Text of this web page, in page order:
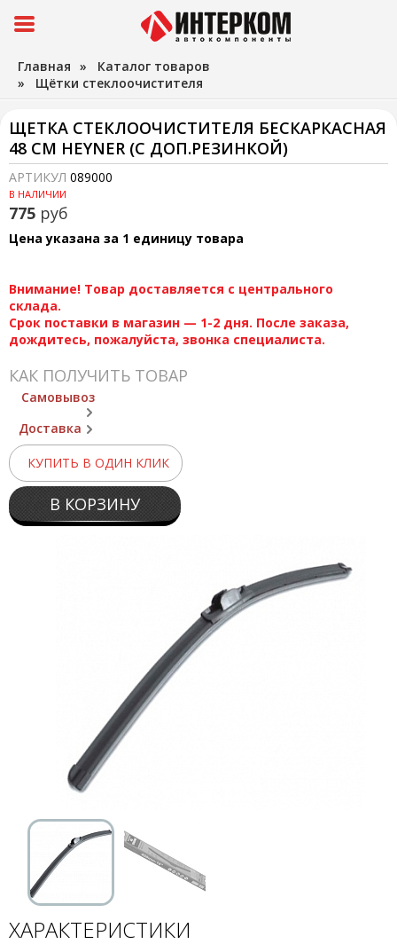
Главная » Каталог товаров
» Щётки стеклоочистителя
ЩЕТКА СТЕКЛООЧИСТИТЕЛЯ БЕСКАРКАСНАЯ
48 СМ HEYNER (С ДОП.РЕЗИНКОЙ)
АРТИКУЛ 089000
В НАЛИЧИИ
775 руб
Цена указана за 1 единицу товара
Внимание! Товар доставляется с центрального
склада.
Срок поставки в магазин — 1-2 дня. После заказа,
дождитесь, пожалуйста, звонка специалиста.
КАК ПОЛУЧИТЬ ТОВАР
Самовывоз
Доставка
КУПИТЬ В ОДИН КЛИК
В КОРЗИНУ
ХАРАКТЕРИСТИКИ